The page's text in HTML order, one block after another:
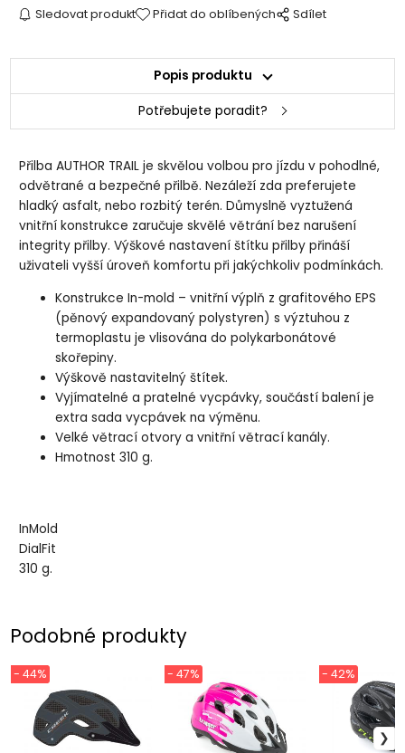
Sledovat produkt Přidat do oblíbených Sdílet
Popis produktu
Potřebujete poradit?
Přilba AUTHOR TRAIL je skvělou volbou pro jízdu v pohodlné,
odvětrané a bezpečné přilbě. Nezáleží zda preferujete
hladký asfalt, nebo rozbitý terén. Důmyslně vyztužená
vnitřní konstrukce zaručuje skvělé větrání bez narušení
integrity přilby. Výškové nastavení štítku přilby přináší
uživateli vyšší úroveň komfortu při jakýchkoliv podmínkách.
Konstrukce In-mold – vnitřní výplň z grafitového EPS
(pěnový expandovaný polystyren) s výztuhou z
termoplastu je vlisována do polykarbonátové
skořepiny.
Výškově nastavitelný štítek.
Vyjímatelné a pratelné vycpávky, součástí balení je
extra sada vycpávek na výměnu.
Velké větrací otvory a vnitřní větrací kanály.
Hmotnost 310 g.
InMold
DialFit
310 g.
Podobné produkty
- 44% - 47% - 42%